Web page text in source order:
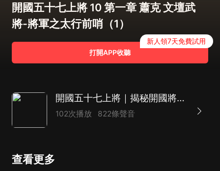
開國五十七上將 10 第一章 蕭克 文壇武
將-將軍之太行前哨（1）
打開APP收聽
新人領7天免費試用
開國五十七上將｜揭秘開國將領的軍旅生涯｜蕭克李達張宗遜李克農王震許世友鄧華張愛萍楊成武
102次播放 822條聲音
查看更多